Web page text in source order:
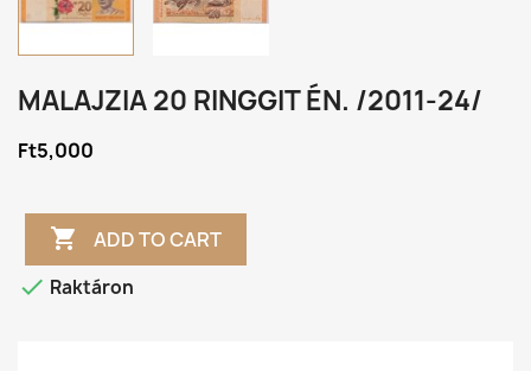
MALAJZIA 20 RINGGIT ÉN. /2011-24/
Ft5,000
 ADD TO CART
 Raktáron